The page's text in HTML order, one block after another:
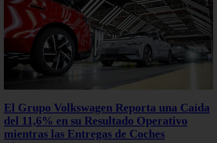
El Grupo Volkswagen Reporta una Caída
del 11,6% en su Resultado Operativo
mientras las Entregas de Coches